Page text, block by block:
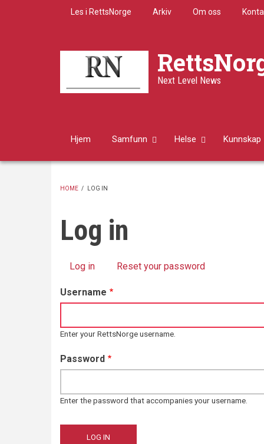
Les i RettsNorge Arkiv Om oss
Next Level News
Hjem Samfunn Helse Kunnskap
HOME / LOG IN
Log in
tabs
Log in (active tab)
Reset your password
Username
Enter your RettsNorge username.
Password
Enter the password that accompanies your username.